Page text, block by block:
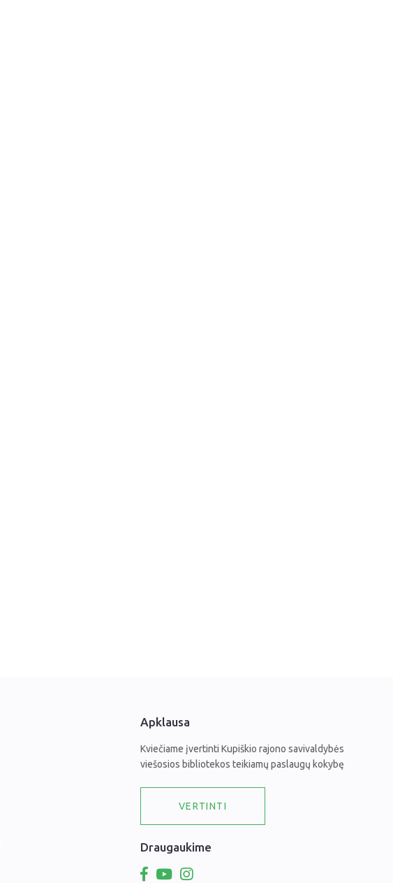
Apklausa
Kviečiame įvertinti Kupiškio rajono savivaldybės
viešosios bibliotekos teikiamų paslaugų kokybę
VERTINTI
Draugaukime